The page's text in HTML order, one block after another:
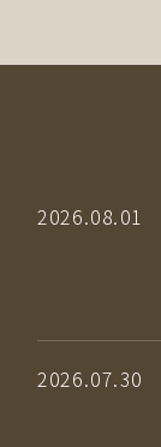
2026.08.01
2026.07.30